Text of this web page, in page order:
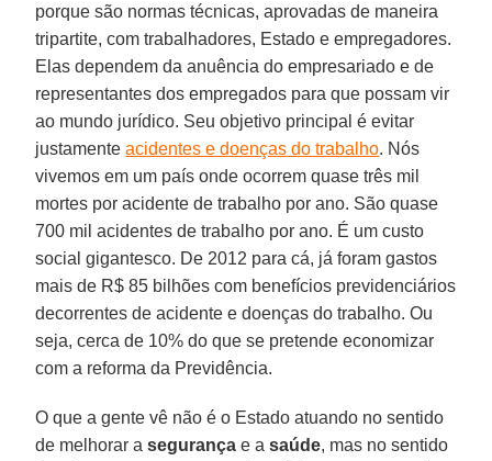
porque são normas técnicas, aprovadas de maneira
tripartite, com trabalhadores, Estado e empregadores.
Elas dependem da anuência do empresariado e de
representantes dos empregados para que possam vir
ao mundo jurídico. Seu objetivo principal é evitar
justamenteacidentes e doenças do trabalho. Nós
vivemos em um país onde ocorrem quase três mil
mortes por acidente de trabalho por ano. São quase
700 mil acidentes de trabalho por ano. É um custo
social gigantesco. De 2012 para cá, já foram gastos
mais de R$ 85 bilhões com benefícios previdenciários
decorrentes de acidente e doenças do trabalho. Ou
seja, cerca de 10% do que se pretende economizar
com a reforma da Previdência.
O que a gente vê não é o Estado atuando no sentido
de melhorar asegurança e asaúde, mas no sentido